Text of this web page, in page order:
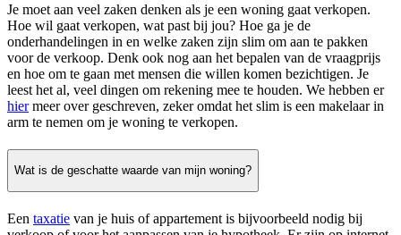
Je moet aan veel zaken denken als je een woning gaat verkopen.
Hoe wil gaat verkopen, wat past bij jou? Hoe ga je de
onderhandelingen in en welke zaken zijn slim om aan te pakken
voor de verkoop. Denk ook nog aan het bepalen van de vraagprijs
en hoe om te gaan met mensen die willen komen bezichtigen. Je
leest het al, veel dingen om rekening mee te houden. We hebben er
hiermeer over geschreven, zeker omdat het slim is een makelaar in
arm te nemen om je woning te verkopen.
Wat is de geschatte waarde van mijn woning?
Een taxatie van je huis of appartement is bijvoorbeeld nodig bij